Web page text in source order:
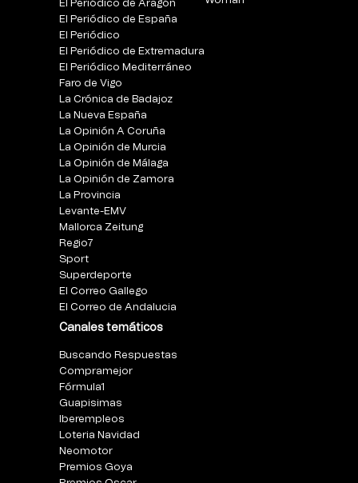
El Periódico de Aragón
El Periódico de España
El Periódico
El Periódico de Extremadura
El Periódico Mediterráneo
Faro de Vigo
La Crónica de Badajoz
La Nueva España
La Opinión A Coruña
La Opinión de Murcia
La Opinión de Málaga
La Opinión de Zamora
La Provincia
Levante-EMV
Mallorca Zeitung
Regio7
Sport
Superdeporte
El Correo Gallego
El Correo de Andalucia
Canales temáticos
Buscando Respuestas
Compramejor
Fórmula1
Guapisimas
Iberempleos
Loteria Navidad
Neomotor
Premios Goya